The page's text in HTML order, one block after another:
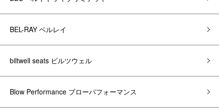
BEL-RAY ベルレイ
biltwell seats ビルツウェル
Blow Performance ブローパフォーマンス